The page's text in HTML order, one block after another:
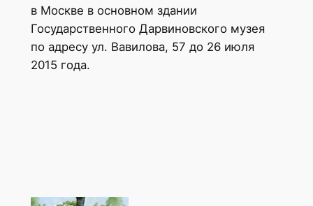
в Москве в основном здании
Государственного Дарвиновского музея
по адресу ул. Вавилова, 57 до 26 июля
2015 года.